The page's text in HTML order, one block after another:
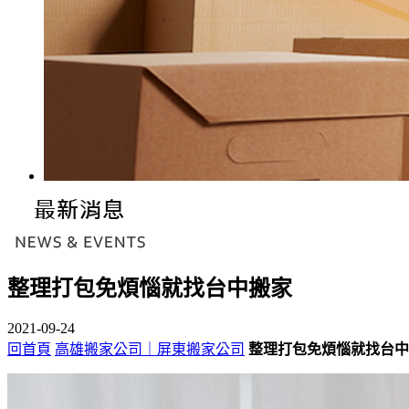
整理打包免煩惱就找台中搬家
2021-09-24
回首頁 高雄搬家公司｜屏東搬家公司 整理打包免煩惱就找台